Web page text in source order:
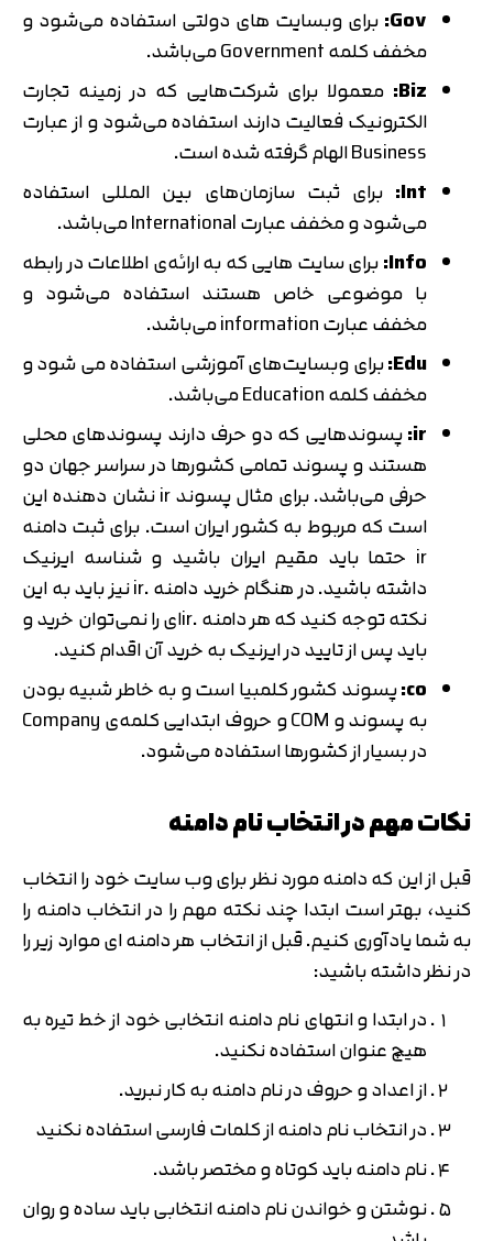
Gov: برای وبسایت های دولتی استفاده می‌شود و
مخفف کلمه Government می‌باشد.
Biz: معمولا برای شرکت‌هایی که در زمینه تجارت
الکترونیک فعالیت دارند استفاده می‌شود و از عبارت
Business الهام گرفته شده است.
Int: برای ثبت سازمان‌های بین المللی استفاده
می‌شود و مخفف عبارت International می‌باشد.
Info: برای سایت هایی که به ارائه‌ی اطلاعات در رابطه
با موضوعی خاص هستند استفاده می‌شود و
مخفف عبارت information می‌باشد.
Edu: برای وبسایت‌های آموزشی استفاده می شود و
مخفف کلمه Education می‌باشد.
ir: پسوندهایی که دو حرف دارند پسوندهای محلی
هستند و پسوند تمامی کشورها در سراسر جهان دو
حرفی می‌باشد. برای مثال پسوند ir نشان دهنده این
است که مربوط به کشور ایران است. برای ثبت دامنه
ir حتما باید مقیم ایران باشید و شناسه ایرنیک
داشته باشید. در هنگام خرید دامنه .ir نیز باید به این
نکته توجه کنید که هر دامنه .irای را نمی‌توان خرید و
باید پس از تایید در ایرنیک به خرید آن اقدام کنید.
co: پسوند کشور کلمبیا است و به خاطر شبیه بودن
به پسوند و COM و حروف ابتدایی کلمه‌ی Company
در بسیار از کشورها استفاده می‌شود.
نکات مهم در انتخاب نام دامنه
قبل از این که دامنه مورد نظر برای وب سایت خود را انتخاب
کنید، بهتر است ابتدا چند نکته مهم را در انتخاب دامنه را
به شما یادآوری کنیم. قبل از انتخاب هر دامنه ای موارد زیر را
در نظر داشته باشید:
در ابتدا و انتهای نام دامنه انتخابی خود از خط تیره به
هیچ عنوان استفاده نکنید.
از اعداد و حروف در نام دامنه به کار نبرید.
در انتخاب نام دامنه از کلمات فارسی استفاده نکنید
نام دامنه باید کوتاه و مختصر باشد.
نوشتن و خواندن نام دامنه انتخابی باید ساده و روان